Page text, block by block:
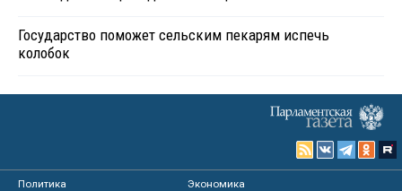
Государство поможет сельским пекарям испечь
колобок
Политика
Экономика